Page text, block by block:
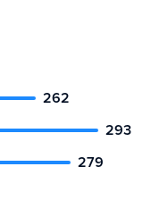
262
293
279